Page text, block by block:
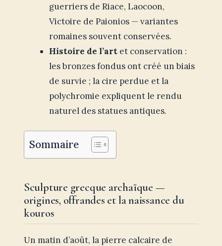
guerriers de Riace, Laocoon,
Victoire de Paionios — variantes
romaines souvent conservées.
Histoire de l’artet conservation :
les bronzes fondus ont créé un biais
de survie ; la cire perdue et la
polychromie expliquent le rendu
naturel des statues antiques.
Sommaire
Sculpture grecque archaïque —
origines, offrandes et la naissance du
kouros
Un matin d’août, la pierre calcaire de